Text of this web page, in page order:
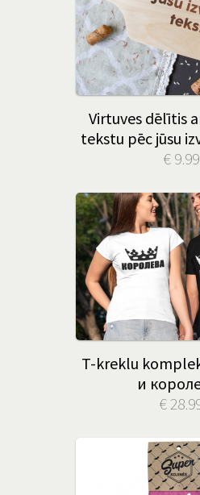
Virtuves dēlītis
tekstu pēc jūsu
€ 9.99
T-kreklu
и
€